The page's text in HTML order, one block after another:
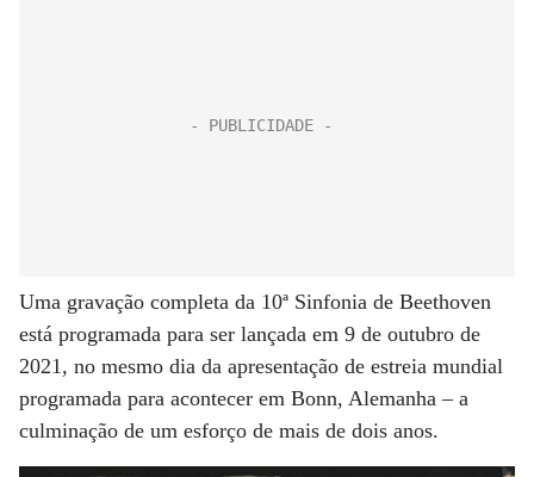
Uma gravação completa da 10ª Sinfonia de Beethoven
está programada para ser lançada em 9 de outubro de
2021, no mesmo dia da apresentação de estreia mundial
programada para acontecer em Bonn, Alemanha – a
culminação de um esforço de mais de dois anos.